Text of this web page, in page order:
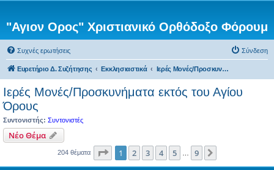
"Αγιον Ορος" Χριστιανικό Ορθόδοξο Φόρουμ
Συχνές ερωτήσεις Σύνδεση
Ευρετήριο Δ. Συζήτησης Εκκλησιαστικά Ιερές Μονές/Προσκυνήματα εκτός του Αγίου Όρους
Ιερές Μονές/Προσκυνήματα εκτός του Αγίου
Όρους
Συντονιστής: Συντονιστές
Νέο Θέμα
204 θέματα Σελίδα από9
1 2 3 4 5 9